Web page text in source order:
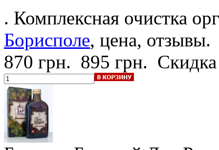
. Комплексная очистка
Борисполе, цена, отзывы.
870 грн. 895 грн.